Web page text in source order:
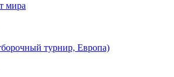
мира
турнир, Европа)